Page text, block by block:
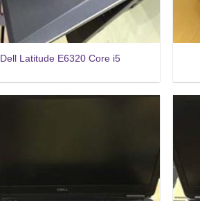
Dell Latitude E6320 Core i5